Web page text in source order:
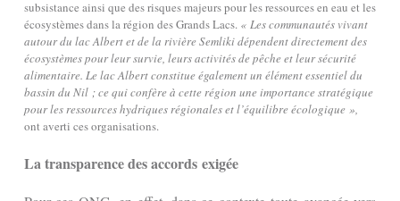
subsistance ainsi que des risques majeurs pour les ressources en eau et les
écosystèmes dans la région des Grands Lacs. « Les communautés vivant
autour du lac Albert et de la rivière Semliki dépendent directement des
écosystèmes pour leur survie, leurs activités de pêche et leur sécurité
alimentaire. Le lac Albert constitue également un élément essentiel du
bassin du Nil ; ce qui confère à cette région une importance stratégique
pour les ressources hydriques régionales et l’équilibre écologique »,
ont averti ces organisations.
La transparence des accords exigée